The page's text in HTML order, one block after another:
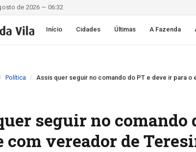
de 2026 — 06:32
Início Cidades Últimas A Fazenda
Política Assis quer seguir no comando do PT e deve ir para
seguir no comando
com vereador de